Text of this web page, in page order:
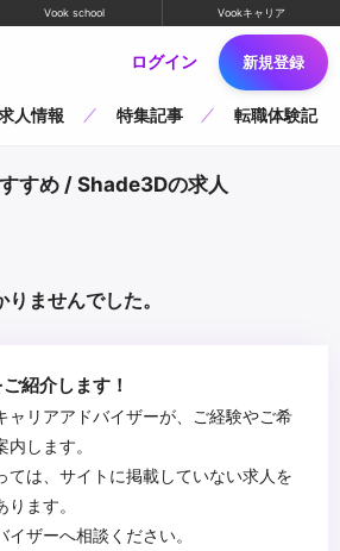
Vook school Vookキャリア
ログイン 新規登録
人情報 特集記事 転職体験記
すめ / Shade3Dの求人
ませんでした。
紹介します！
ャリアアドバイザーが、ご経験やご希
します。
ては、サイトに掲載していない求人を
ます。
ザーへ相談ください。